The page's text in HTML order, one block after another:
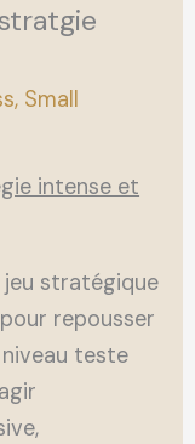
Small
intense et
jeu stratégique
repousser
niveau teste